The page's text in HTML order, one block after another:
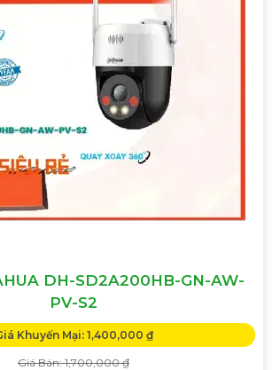
DH-SD2A200HB-GN-AW-
PV-S2
Khuyến Mại: 1,400,000 ₫
Giá Bán: 1,700,000 ₫